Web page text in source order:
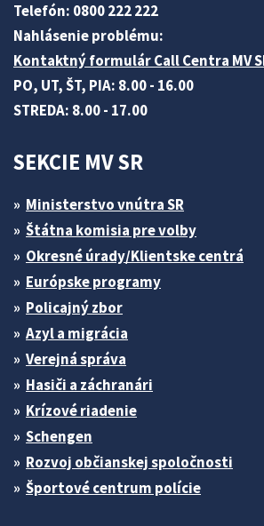
Telefón: 0800 222 222
Nahlásenie problému:
Kontaktný formulár Call Centra MV
PO, UT, ŠT, PIA: 8.00 - 16.00
STREDA: 8.00 - 17.00
SEKCIE MV SR
Ministerstvo vnútra SR
Štátna komisia pre volby
Okresné úrady/Klientske centrá
Európske programy
Policajný zbor
Azyl a migrácia
Verejná správa
Hasiči a záchranári
Krízové riadenie
Schengen
Rozvoj občianskej spoločnosti
Športové centrum polície